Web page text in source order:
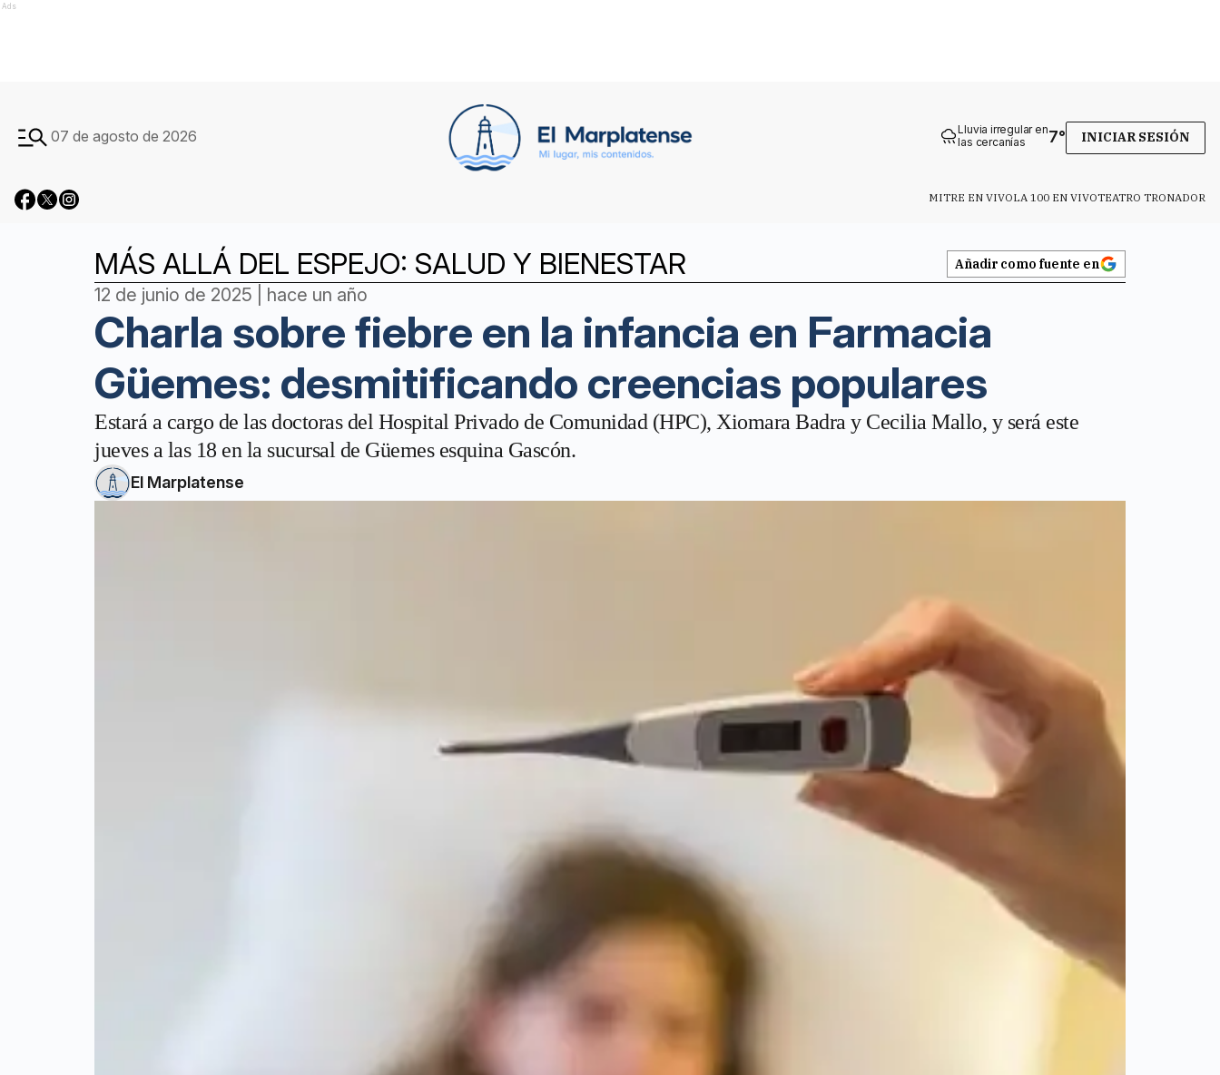
Ads
07 de agosto de 2026
Lluvia irregular en
las cercanías
7° INICIAR SESIÓN
MITRE EN VIVOLA 100 EN VIVOTEATRO TRONADOR
MÁS ALLÁ DEL ESPEJO: SALUD Y BIENESTAR Añadir como fuente en
12 de junio de 2025 | hace un año
Charla sobre fiebre en la infancia en Farmacia
Güemes: desmitificando creencias populares
Estará a cargo de las doctoras del Hospital Privado de Comunidad (HPC), Xiomara Badra y Cecilia Mallo, y será este
jueves a las 18 en la sucursal de Güemes esquina Gascón.
El Marplatense